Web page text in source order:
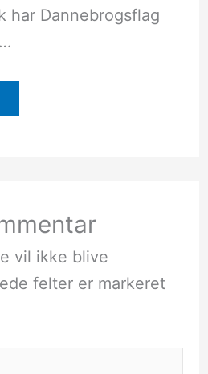
har Dannebrogsflag
vil ikke blive
felter er markeret